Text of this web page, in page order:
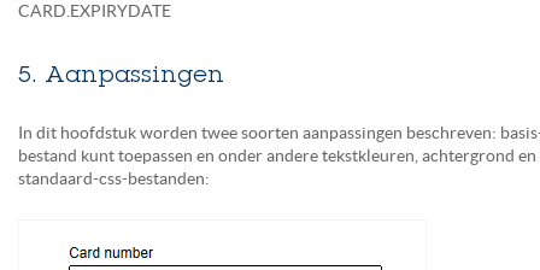
CARD.EXPIRYDATE
5. Aanpassingen
In dit hoofdstuk worden twee soorten aanpassingen beschreven:
bestand kunt toepassen en onder andere tekstkleuren, achtergrond
standaard-css-bestanden: